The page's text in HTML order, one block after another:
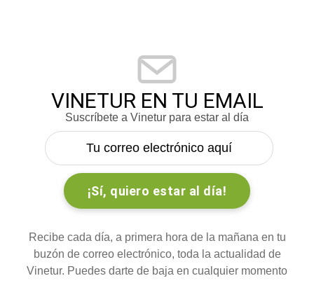
VINETUR EN TU EMAIL
Suscríbete a Vinetur para estar al día
Recibe cada día, a primera hora de la mañana en tu
buzón de correo electrónico, toda la actualidad de
Vinetur. Puedes darte de baja en cualquier momento